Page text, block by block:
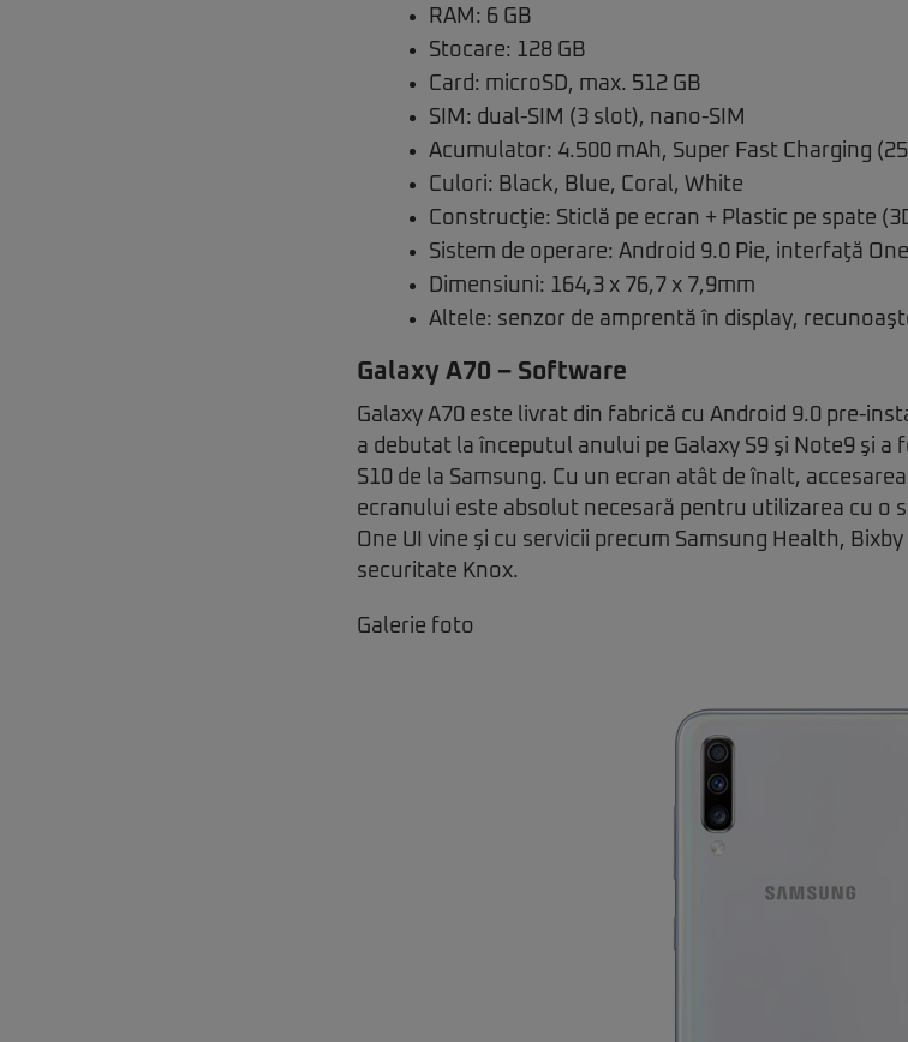
RAM: 6 GB
Stocare: 128 GB
Card: microSD, max. 512 GB
SIM: dual-SIM (3 slot), nano-SIM
Acumulator: 4.500 mAh, Super Fast Charging
Culori: Black, Blue, Coral, White
Construcţie: Sticlă pe ecran + Plastic pe spate
Sistem de operare: Android 9.0 Pie, interfaţă One
Dimensiuni: 164,3 x 76,7 x 7,9mm
Altele: senzor de amprentă în display,
Galaxy A70 – Software
Galaxy A70 este livrat din fabrică cu Android 9.0 pre-
a debutat la începutul anului pe Galaxy S9 şi Note9 şi
S10 de la Samsung. Cu un ecran atât de înalt,
ecranului este absolut necesară pentru utilizarea cu o
One UI vine şi cu servicii precum Samsung Health,
securitate Knox.
Galerie foto